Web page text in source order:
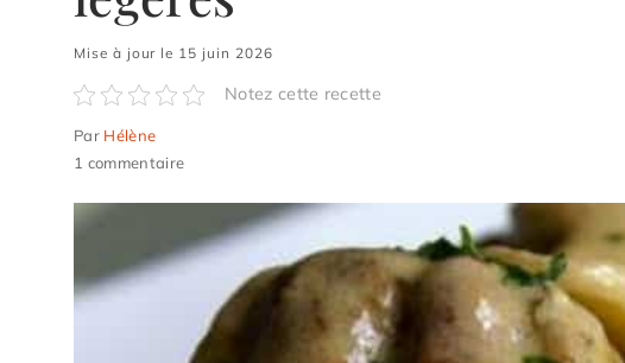
Mise à jour le 15 juin 2026
Notez cette recette
Par Hélène
1 commentaire